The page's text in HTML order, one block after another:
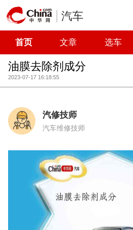
汽车
首页 文章 选车
油膜去除剂成分
2023-07-17 16:18:55
汽修技师
汽车维修技师